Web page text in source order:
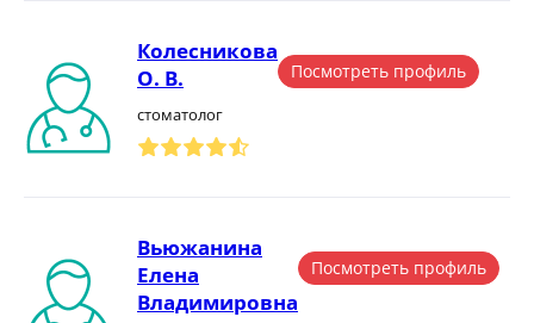
Колесникова
О. В.
стоматолог
Посмотреть профиль
Вьюжанина
Елена
Владимировна
Посмотреть профиль